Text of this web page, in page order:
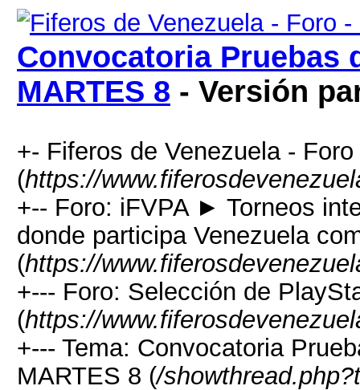
Convocatoria Pruebas
MARTES 8 - Versión
+- Fiferos de Venezuela -
(https://
+-- Foro: iFVPA ► Torneos
donde participa Venezuela
(https://
+--- Foro: Selección de
(https://
+--- Tema: Convocatoria
MARTES 8 (/